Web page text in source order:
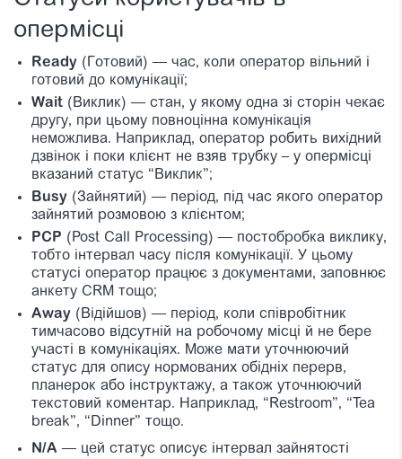
опермісці
Ready (Готовий) — час, коли оператор вільний і
готовий до комунікації;
Wait (Виклик) — стан, у якому одна зі сторін чекає
другу, при цьому повноцінна комунікація
неможлива. Наприклад, оператор робить вихідний
дзвінок і поки клієнт не взяв трубку – у опермісці
вказаний статус “Виклик”;
Busy (Зайнятий) — період, під час якого оператор
зайнятий розмовою з клієнтом;
PCP (Post Call Processing) — постобробка виклику,
тобто інтервал часу після комунікації. У цьому
статусі оператор працює з документами, заповнює
анкету CRM тощо;
Away (Відійшов) — період, коли співробітник
тимчасово відсутній на робочому місці й не бере
участі в комунікаціях. Може мати уточнюючий
статус для опису нормованих обідніх перерв,
планерок або інструктажу, а також уточнюючий
текстовий коментар. Наприклад, “Restroom”, “Tea
break”, “Dinner” тощо.
N/A — цей статус описує інтервал зайнятості